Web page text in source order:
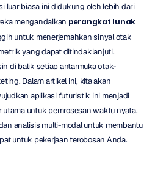
luar biasa ini didukung oleh lebih dari
mengandalkan perangkat lunak
untuk menerjemahkan sinyal otak
yang dapat ditindaklanjuti.
di balik setiap antarmuka otak-
Dalam artikel ini, kita akan
aplikasi futuristik ini menjadi
untuk pemrosesan waktu nyata,
analisis multi-modal untuk membantu
untuk pekerjaan terobosan Anda.